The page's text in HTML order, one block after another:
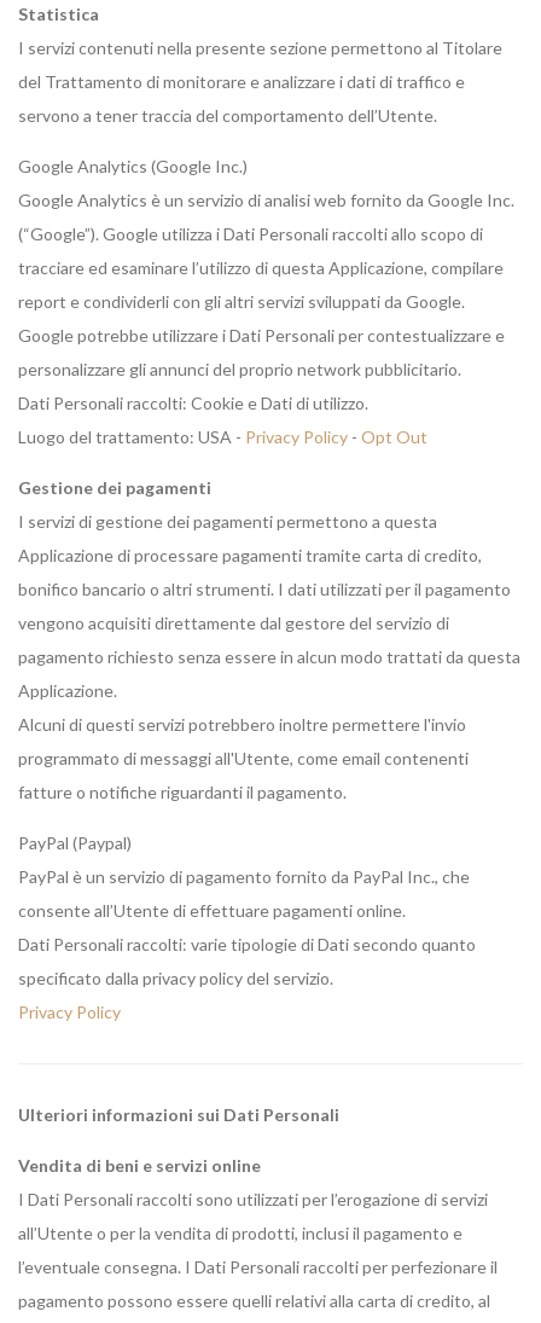
Statistica
I servizi contenuti nella presente sezione permettono al Titolare
del Trattamento di monitorare e analizzare i dati di traffico e
servono a tener traccia del comportamento dell’Utente.
Google Analytics (Google Inc.)
Google Analytics è un servizio di analisi web fornito da Google Inc.
(“Google”). Google utilizza i Dati Personali raccolti allo scopo di
tracciare ed esaminare l’utilizzo di questa Applicazione, compilare
report e condividerli con gli altri servizi sviluppati da Google.
Google potrebbe utilizzare i Dati Personali per contestualizzare e
personalizzare gli annunci del proprio network pubblicitario.
Dati Personali raccolti: Cookie e Dati di utilizzo.
Luogo del trattamento: USA - Privacy Policy - Opt Out
Gestione dei pagamenti
I servizi di gestione dei pagamenti permettono a questa
Applicazione di processare pagamenti tramite carta di credito,
bonifico bancario o altri strumenti. I dati utilizzati per il pagamento
vengono acquisiti direttamente dal gestore del servizio di
pagamento richiesto senza essere in alcun modo trattati da questa
Applicazione.
Alcuni di questi servizi potrebbero inoltre permettere l'invio
programmato di messaggi all'Utente, come email contenenti
fatture o notifiche riguardanti il pagamento.
PayPal (Paypal)
PayPal è un servizio di pagamento fornito da PayPal Inc., che
consente all’Utente di effettuare pagamenti online.
Dati Personali raccolti: varie tipologie di Dati secondo quanto
specificato dalla privacy policy del servizio.
Privacy Policy
Ulteriori informazioni sui Dati Personali
Vendita di beni e servizi online
I Dati Personali raccolti sono utilizzati per l’erogazione di servizi
all’Utente o per la vendita di prodotti, inclusi il pagamento e
l’eventuale consegna. I Dati Personali raccolti per perfezionare il
pagamento possono essere quelli relativi alla carta di credito, al